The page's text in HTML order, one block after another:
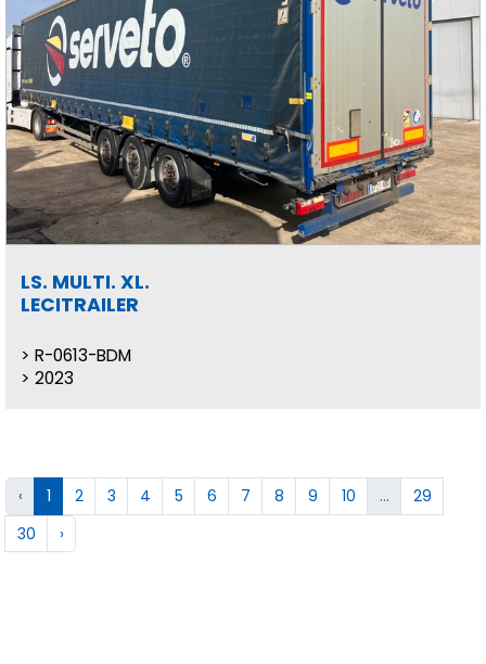
LS. MULTI. XL.
LECITRAILER
R-0613-BDM
2023
‹ 1 2 3 4 5 6 7 8 9 10 ...
29
30
›